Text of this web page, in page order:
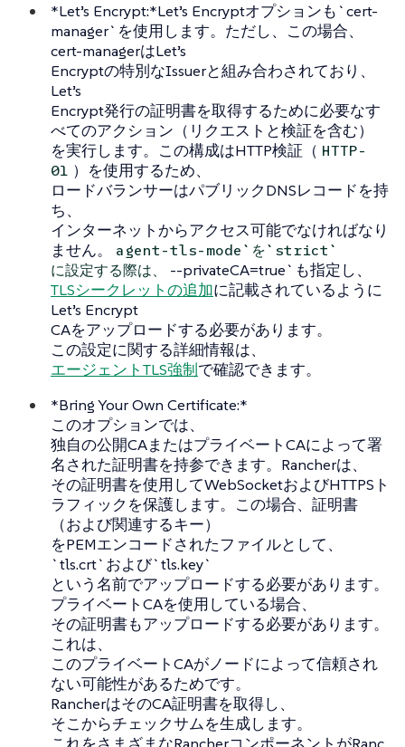
*Let’s Encrypt:*Let’s Encryptオプションも`cert-
manager`を使用します。ただし、この場合、
cert-managerはLet’s
Encryptの特別なIssuerと組み合わされており、
Let’s
Encrypt発行の証明書を取得するために必要なす
べてのアクション（リクエストと検証を含む）
を実行します。この構成はHTTP検証（ HTTP-
01 ）を使用するため、
ロードバランサーはパブリックDNSレコードを持
ち、
インターネットからアクセス可能でなければなり
ません。
agent-tls-mode`を`strict`
に設定する際は、
--privateCA=true`も指定し、
TLSシークレットの追加に記載されているように
Let’s Encrypt
CAをアップロードする必要があります。
この設定に関する詳細情報は、
エージェントTLS強制で確認できます。
*Bring Your Own Certificate:*
このオプションでは、
独自の公開CAまたはプライベートCAによって署
名された証明書を持参できます。Rancherは、
その証明書を使用してWebSocketおよびHTTPSト
ラフィックを保護します。この場合、証明書
（および関連するキー）
をPEMエンコードされたファイルとして、
`tls.crt`および`tls.key`
という名前でアップロードする必要があります。
プライベートCAを使用している場合、
その証明書もアップロードする必要があります。
これは、
このプライベートCAがノードによって信頼され
ない可能性があるためです。
RancherはそのCA証明書を取得し、
そこからチェックサムを生成します。